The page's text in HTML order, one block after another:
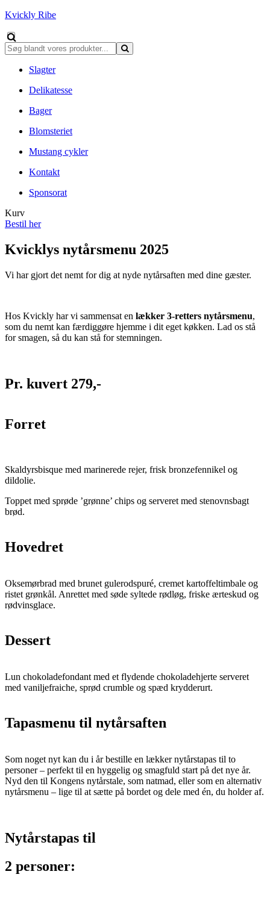
Kvickly Ribe
Slagter
Delikatesse
Bager
Blomsteriet
Mustang cykler
Kontakt
Sponsorat
Kurv
Bestil her
Kvicklys nytårsmenu 2025
Vi har gjort det nemt for dig at nyde nytårsaften med dine gæster.
Hos Kvickly har vi sammensat en lækker 3-retters nytårsmenu,
som du nemt kan færdiggøre hjemme i dit eget køkken. Lad os stå
for smagen, så du kan stå for stemningen.
Pr. kuvert 279,-
Forret
Skaldyrsbisque med marinerede rejer, frisk bronzefennikel og
dildolie.
Toppet med sprøde ’grønne’ chips og serveret med stenovnsbagt
brød.
Hovedret
Oksemørbrad med brunet gulerodspuré, cremet kartoffeltimbale og
ristet grønkål. Anrettet med søde syltede rødløg, friske ærteskud og
rødvinsglace.
Dessert
Lun chokoladefondant med et flydende chokoladehjerte serveret
med vaniljefraiche, sprød crumble og spæd krydderurt.
Tapasmenu til nytårsaften
Som noget nyt kan du i år bestille en lækker nytårstapas til to
personer – perfekt til en hyggelig og smagfuld start på det nye år.
Nyd den til Kongens nytårstale, som natmad, eller som en alternativ
nytårsmenu – lige til at sætte på bordet og dele med én, du holder af.
Nytårstapas til
2 personer: